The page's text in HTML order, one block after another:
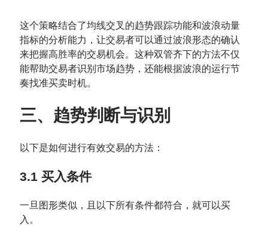
这个策略结合了均线交叉的趋势跟踪功能和波浪动量
指标的分析能力，让交易者可以通过波浪形态的确认
来把握高胜率的交易机会。这种双管齐下的方法不仅
能帮助交易者识别市场趋势，还能根据波浪的运行节
奏找准买卖时机。
三、趋势判断与识别
以下是如何进行有效交易的方法：
3.1 买入条件
一旦图形类似，且以下所有条件都符合，就可以买
入。